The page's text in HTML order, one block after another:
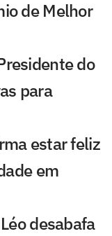
de Melhor
do
para
estar feliz
em
desabafa